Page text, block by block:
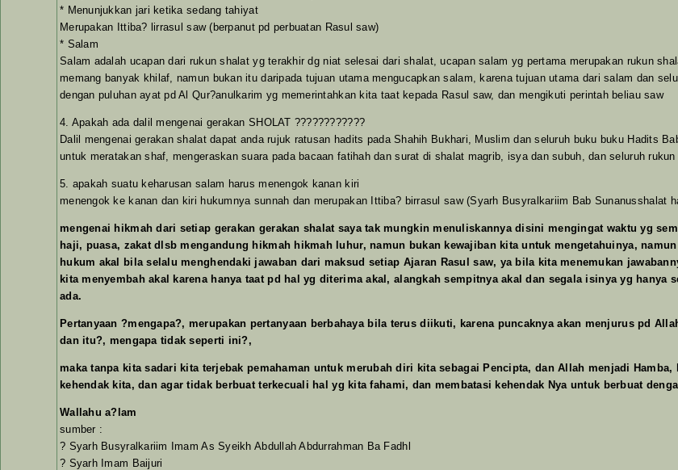
* Menunjukkan jari ketika sedang tahiyat
Merupakan Ittiba? lirrasul saw (berpanut pd perbuatan Rasul saw)
* Salam
Salam adalah ucapan dari rukun shalat yg terakhir dg niat selesai dari shalat, ucapan salam yg pertama merupakan rukun
memang banyak khilaf, namun bukan itu daripada tujuan utama mengucapkan salam, karena tujuan utama dari salam dan
dengan puluhan ayat pd Al Qur?anulkarim yg memerintahkan kita taat kepada Rasul saw, dan mengikuti perintah beliau saw
4. Apakah ada dalil mengenai gerakan SHOLAT ????????????
Dalil mengenai gerakan shalat dapat anda rujuk ratusan hadits pada Shahih Bukhari, Muslim dan seluruh buku buku Hadits
untuk meratakan shaf, mengeraskan suara pada bacaan fatihah dan surat di shalat magrib, isya dan subuh, dan seluruh
5. apakah suatu keharusan salam harus menengok kanan kiri
menengok ke kanan dan kiri hukumnya sunnah dan merupakan Ittiba? birrasul saw (Syarh Busyralkariim Bab Sunanusshalat
mengenai hikmah dari setiap gerakan gerakan shalat saya tak mungkin menuliskannya disini mengingat waktu yg
haji, puasa, zakat dlsb mengandung hikmah hikmah luhur, namun bukan kewajiban kita untuk mengetahuinya,
hukum akal bila selalu menghendaki jawaban dari maksud setiap Ajaran Rasul saw, ya bila kita menemukan
kita menyembah akal karena hanya taat pd hal yg diterima akal, alangkah sempitnya akal dan segala isinya yg
ada.
Pertanyaan ?mengapa?, merupakan pertanyaan berbahaya bila terus diikuti, karena puncaknya akan menjurus pd
dan itu?, mengapa tidak seperti ini?,
maka tanpa kita sadari kita terjebak pemahaman untuk merubah diri kita sebagai Pencipta, dan Allah menjadi
kehendak kita, dan agar tidak berbuat terkecuali hal yg kita fahami, dan membatasi kehendak Nya untuk berbuat
Wallahu a?lam
sumber :
? Syarh Busyralkariim Imam As Syeikh Abdullah Abdurrahman Ba Fadhl
? Syarh Imam Baijuri